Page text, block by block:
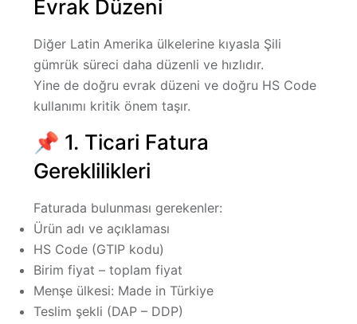
Evrak Düzeni
Diğer Latin Amerika ülkelerine kıyasla Şili
gümrük süreci daha düzenli ve hızlıdır.
Yine de doğru evrak düzeni ve doğru HS Code
kullanımı kritik önem taşır.
📌 1. Ticari Fatura
Gereklilikleri
Faturada bulunması gerekenler:
Ürün adı ve açıklaması
HS Code (GTIP kodu)
Birim fiyat – toplam fiyat
Menşe ülkesi: Made in Türkiye
Teslim şekli (DAP – DDP)